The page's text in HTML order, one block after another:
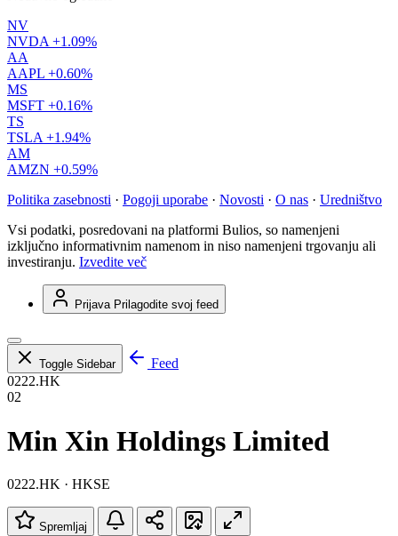
NV
NVDA +1.09%
AA
AAPL +0.60%
MS
MSFT +0.16%
TS
TSLA +1.94%
AM
AMZN +0.59%
Politika zasebnosti · Pogoji uporabe · Novosti · O nas · Uredništvo
Vsi podatki, posredovani na platformi Bulios, so namenjeni
izključno informativnim namenom in niso namenjeni trgovanju ali
investiranju. Izvedite več
Prijava Prilagodite svoj feed
Toggle Sidebar
Feed
0222.HK
02
Min Xin Holdings Limited
0222.HK · HKSE
Spremljaj